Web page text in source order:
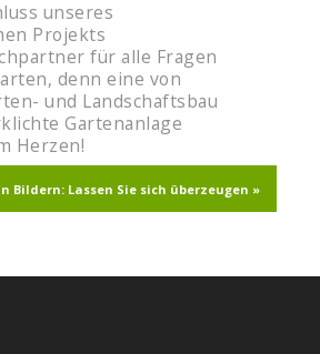
unseres
Projekts
für alle Fragen
denn eine von
und Landschaftsbau
Gartenanlage
Herzen!
Bildern: Lassen Sie sich überzeugen »